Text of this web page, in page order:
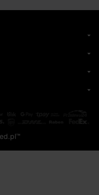
arrow_drop_down
arrow_drop_down
arrow_drop_down
arrow_drop_down